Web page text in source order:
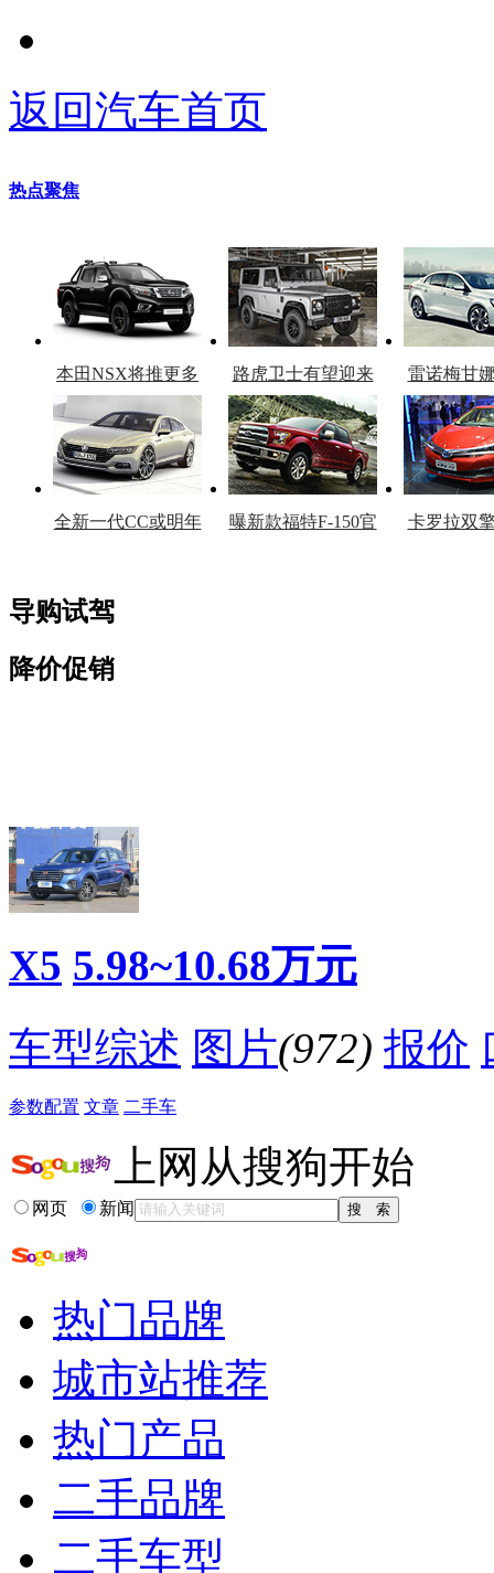
返回汽车首页
热点聚焦
本田NSX将推更多
车型
路虎卫士有望迎来
复产
雷诺梅甘
官
全新一代CC或明年
曝新款福特F-150官
卡罗拉双
看赛车宝贝争奇斗
导购试驾
降价促销
X5 5.98~10.68万元
车型综述 图片(972) 报价
参数配置 文章 二手车
上网从搜狗开始
网页 新闻
热门品牌
城市站推荐
热门产品
二手品牌
二手车型